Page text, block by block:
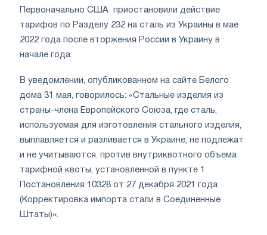
Первоначально США приостановили действие
тарифов по Разделу 232 на сталь из Украины в мае
2022 года после вторжения России в Украину в
начале года.
В уведомлении, опубликованном на сайте Белого
дома 31 мая, говорилось: «Стальные изделия из
страны-члена Европейского Союза, где сталь,
используемая для изготовления стального изделия,
выплавляется и разливается в Украине, не подлежат
и не учитываются. против внутриквотного объема
тарифной квоты, установленной в пункте 1
Постановления 10328 от 27 декабря 2021 года
(Корректировка импорта стали в Соединенные
Штаты)».